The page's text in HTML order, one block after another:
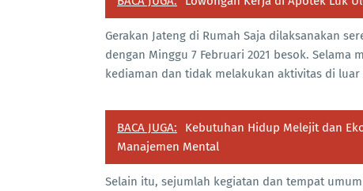
Gerakan Jateng di Rumah Saja dilaksanakan
dengan Minggu 7 Februari 2021 besok.
kediaman dan tidak melakukan aktivitas di
BACA JUGA:
Kebutuhan Hidup Melejit dan
Manajemen Mental
Selain itu, sejumlah kegiatan dan tempat